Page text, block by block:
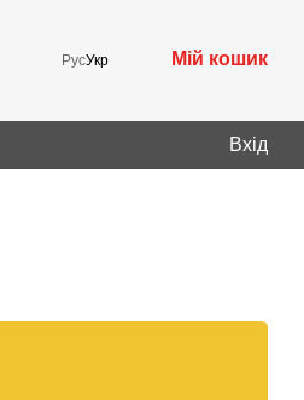
РусУкр Мій кошик
Вхід